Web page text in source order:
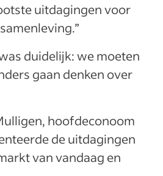
uitdagingen voor
duidelijk: we moeten
gaan denken over
hoofdeconoom
de uitdagingen
van vandaag en